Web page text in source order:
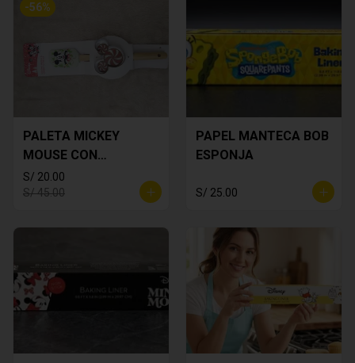
-56%
PALETA MICKEY
MOUSE CON
CORTADOR DE
GALLETA
S/ 20.00
S/ 45.00
PAPEL MANTECA BOB
ESPONJA
S/ 25.00